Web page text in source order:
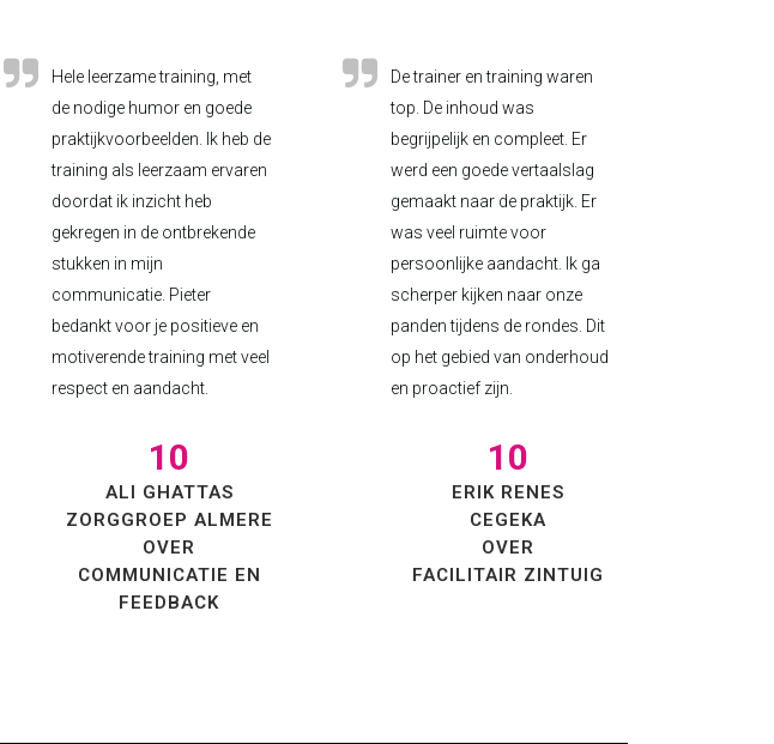
Hele leerzame training, met
de nodige humor en goede
praktijkvoorbeelden. Ik heb de
training als leerzaam ervaren
doordat ik inzicht heb
gekregen in de ontbrekende
stukken in mijn
communicatie. Pieter
bedankt voor je positieve en
motiverende training met veel
respect en aandacht.
10
ALI GHATTAS
ZORGGROEP ALMERE
OVER
COMMUNICATIE EN
FEEDBACK
De trainer en training waren
top. De inhoud was
begrijpelijk en compleet. Er
werd een goede vertaalslag
gemaakt naar de praktijk. Er
was veel ruimte voor
persoonlijke aandacht. Ik ga
scherper kijken naar onze
panden tijdens de rondes. Dit
op het gebied van onderhoud
en proactief zijn.
10
ERIK RENES
CEGEKA
OVER
FACILITAIR ZINTUIG